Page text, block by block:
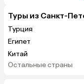
Туры из Санкт-
Турция
Египет
Китай
Вьетнам
Остальные страны